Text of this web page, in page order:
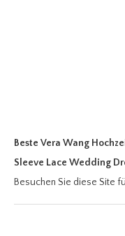
Beste Vera Wang
Sleeve Lace Wedding
Besuchen Sie diese Site